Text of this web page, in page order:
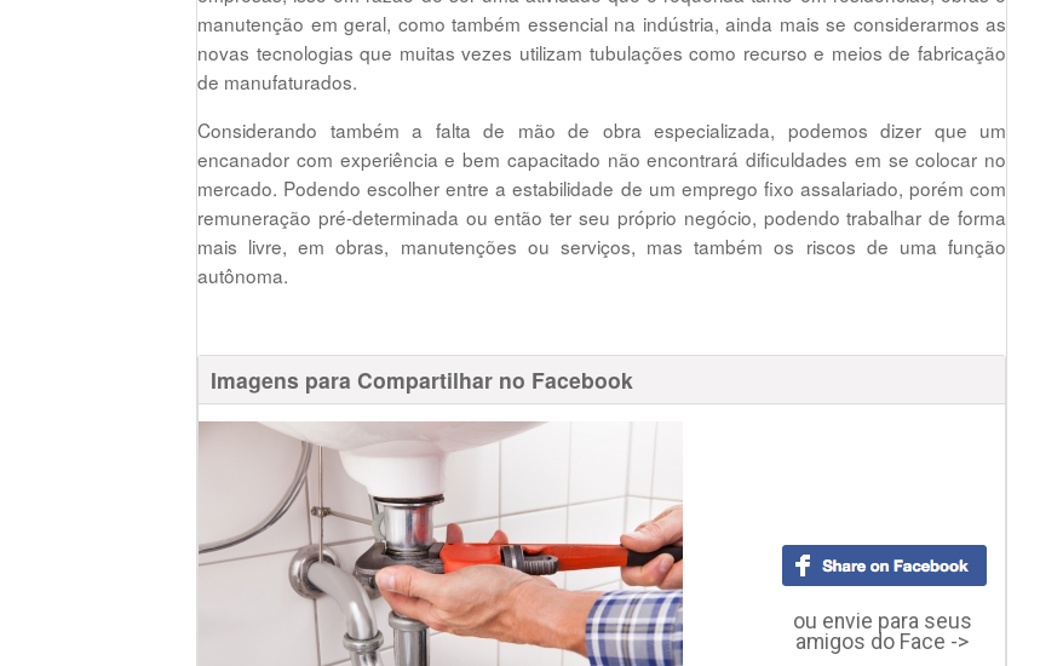
manutenção em geral, como também essencial na indústria, ainda mais se considerarmos as
novas tecnologias que muitas vezes utilizam tubulações como recurso e meios de fabricação
de manufaturados.
Considerando também a falta de mão de obra especializada, podemos dizer que um
encanador com experiência e bem capacitado não encontrará dificuldades em se colocar no
mercado. Podendo escolher entre a estabilidade de um emprego fixo assalariado, porém com
remuneração pré-determinada ou então ter seu próprio negócio, podendo trabalhar de forma
mais livre, em obras, manutenções ou serviços, mas também os riscos de uma função
autônoma.
Imagens para Compartilhar no Facebook
ou envie para seus
amigos do Face ->